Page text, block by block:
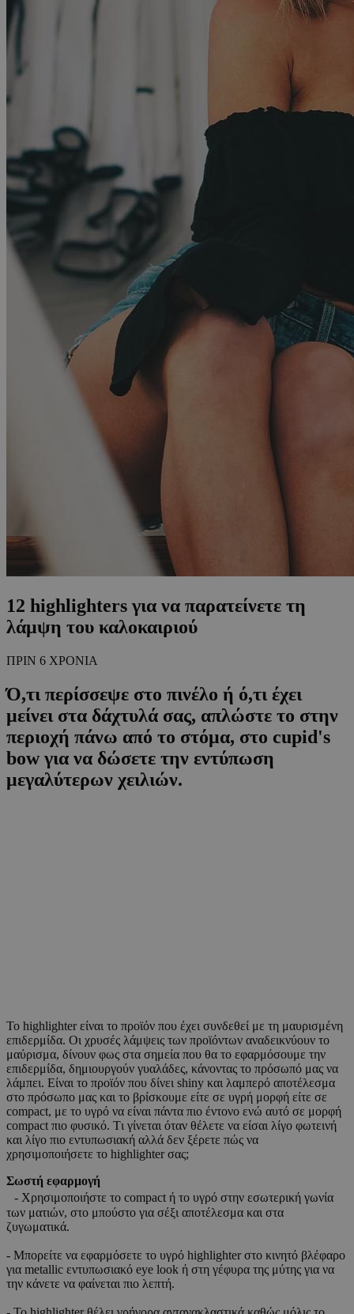
12 highlighters για να παρατείνετε τη
λάμψη του καλοκαιριού
ΠΡΙΝ 6 ΧΡΟΝΙΑ
Ό,τι περίσσεψε στο πινέλο ή ό,τι έχει
μείνει στα δάχτυλά σας, απλώστε το στην
περιοχή πάνω από το στόμα, στο cupid's
bow για να δώσετε την εντύπωση
μεγαλύτερων χειλιών.
Το highlighter είναι το προϊόν που έχει συνδεθεί με τη μαυρισμένη
επιδερμίδα. Οι χρυσές λάμψεις των προϊόντων αναδεικνύουν το
μαύρισμα, δίνουν φως στα σημεία που θα το εφαρμόσουμε την
επιδερμίδα, δημιουργούν γυαλάδες, κάνοντας το πρόσωπό μας να
λάμπει. Είναι το προϊόν που δίνει shiny και λαμπερό αποτέλεσμα
στο πρόσωπο μας και το βρίσκουμε είτε σε υγρή μορφή είτε σε
compact, με το υγρό να είναι πάντα πιο έντονο ενώ αυτό σε μορφή
compact πιο φυσικό. Tι γίνεται όταν θέλετε να είσαι λίγο φωτεινή
και λίγο πιο εντυπωσιακή αλλά δεν ξέρετε πώς να
χρησιμοποιήσετε το highlighter σας;
Σωστή εφαρμογή
- Χρησιμοποιήστε το compact ή το υγρό στην εσωτερική γωνία
των ματιών, στο μπούστο για σέξι αποτέλεσμα και στα
ζυγωματικά.
- Μπορείτε να εφαρμόσετε το υγρό highlighter στο κινητό βλέφαρο
για metallic εντυπωσιακό eye look ή στη γέφυρα της μύτης για να
την κάνετε να φαίνεται πιο λεπτή.